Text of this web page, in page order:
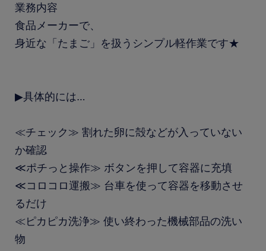
業務内容
食品メーカーで、
身近な「たまご」を扱うシンプル軽作業です★
▶具体的には…
≪チェック≫ 割れた卵に殻などが入っていない
か確認
≪ポチっと操作≫ ボタンを押して容器に充填
≪コロコロ運搬≫ 台車を使って容器を移動させ
るだけ
≪ピカピカ洗浄≫ 使い終わった機械部品の洗い
物